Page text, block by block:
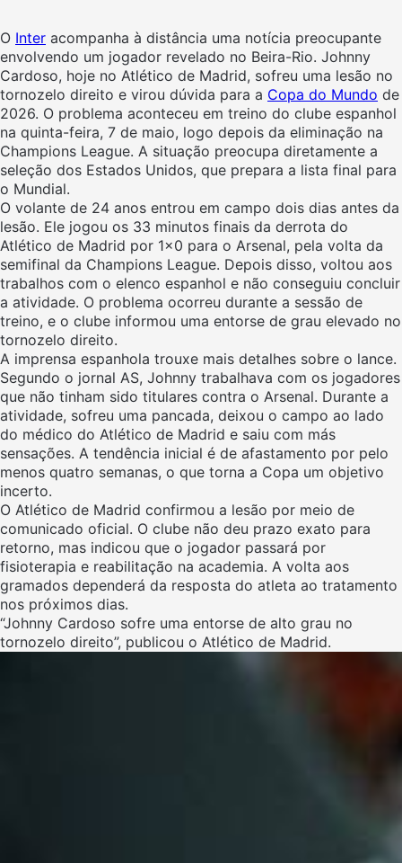
O Inter acompanha à distância uma notícia preocupante
envolvendo um jogador revelado no Beira-Rio. Johnny
Cardoso, hoje no Atlético de Madrid, sofreu uma lesão no
tornozelo direito e virou dúvida para a Copa do Mundo de
2026. O problema aconteceu em treino do clube espanhol
na quinta-feira, 7 de maio, logo depois da eliminação na
Champions League. A situação preocupa diretamente a
seleção dos Estados Unidos, que prepara a lista final para
o Mundial.
O volante de 24 anos entrou em campo dois dias antes da
lesão. Ele jogou os 33 minutos finais da derrota do
Atlético de Madrid por 1×0 para o Arsenal, pela volta da
semifinal da Champions League. Depois disso, voltou aos
trabalhos com o elenco espanhol e não conseguiu concluir
a atividade. O problema ocorreu durante a sessão de
treino, e o clube informou uma entorse de grau elevado no
tornozelo direito.
A imprensa espanhola trouxe mais detalhes sobre o lance.
Segundo o jornal AS, Johnny trabalhava com os jogadores
que não tinham sido titulares contra o Arsenal. Durante a
atividade, sofreu uma pancada, deixou o campo ao lado
do médico do Atlético de Madrid e saiu com más
sensações. A tendência inicial é de afastamento por pelo
menos quatro semanas, o que torna a Copa um objetivo
incerto.
O Atlético de Madrid confirmou a lesão por meio de
comunicado oficial. O clube não deu prazo exato para
retorno, mas indicou que o jogador passará por
fisioterapia e reabilitação na academia. A volta aos
gramados dependerá da resposta do atleta ao tratamento
nos próximos dias.
“Johnny Cardoso sofre uma entorse de alto grau no
tornozelo direito”, publicou o Atlético de Madrid.